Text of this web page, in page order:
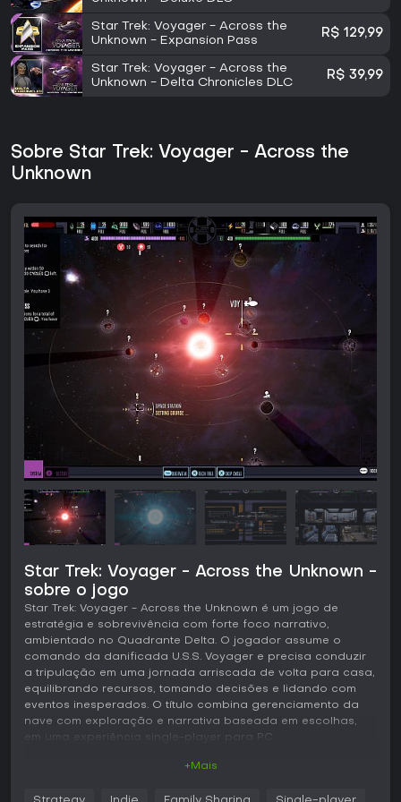
Star Trek: Voyager - Across the
Unknown - Expansion Pass
R$ 129,99
Star Trek: Voyager - Across the
Unknown - Delta Chronicles DLC
R$ 39,99
Sobre Star Trek: Voyager - Across the
Unknown
Star Trek: Voyager - Across the Unknown -
sobre o jogo
Star Trek: Voyager - Across the Unknown é um jogo de
estratégia e sobrevivência com forte foco narrativo,
ambientado no Quadrante Delta. O jogador assume o
comando da danificada U.S.S. Voyager e precisa conduzir
a tripulação em uma jornada arriscada de volta para casa,
equilibrando recursos, tomando decisões e lidando com
eventos inesperados. O título combina gerenciamento da
nave com exploração e narrativa baseada em escolhas,
em uma experiência single-player para PC.
+Mais